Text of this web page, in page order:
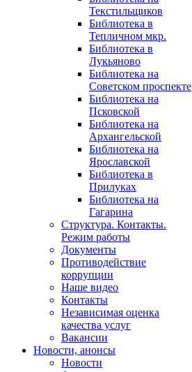
Текстильщиков
Библиотека в
Тепличном мкр.
Библиотека в
Лукьяново
Библиотека на
Советском проспекте
Библиотека на
Псковской
Библиотека на
Архангельской
Библиотека на
Ярославской
Библиотека в
Прилуках
Библиотека на
Гагарина
Структура. Контакты.
Режим работы
Документы
Противодействие
коррупции
Наше видео
Контакты
Независимая оценка
качества услуг
Вакансии
Новости, анонсы
Новости